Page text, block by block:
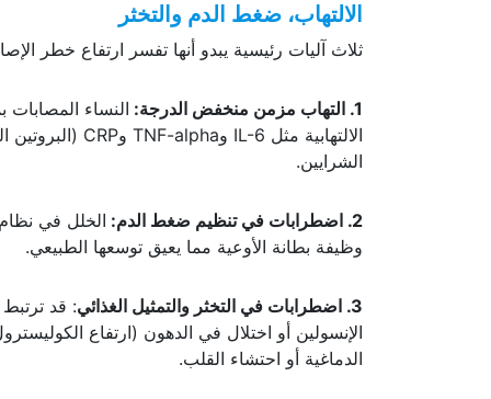
الالتهاب، ضغط الدم والتخثر
ثلاث آليات رئيسية يبدو أنها تفسر ارتفاع خطر
1. التهاب مزمن منخفض الدرجة : النساء
الشرايين.
2. اضطرابات في تنظيم ضغط الدم :
وظيفة بطانة الأوعية مما يعيق توسعها الطبيعي.
3. اضطرابات في التخثر والتمثيل الغذائي
: قد ترتبط
الدماغية أو احتشاء القلب.